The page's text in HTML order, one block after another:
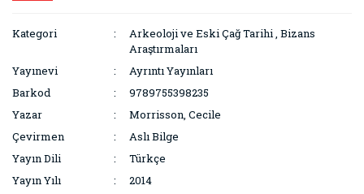
Kategori Arkeoloji ve Eski Çağ Tarihi,Bizans
Araştırmaları
Yayınevi
Ayrıntı Yayınları
Barkod
9789755398235
Yazar
Morrisson, Cecile
Çevirmen
Aslı Bilge
Yayın Dili
Türkçe
Yayın Yılı
2014